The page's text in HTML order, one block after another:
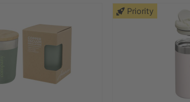
Priority